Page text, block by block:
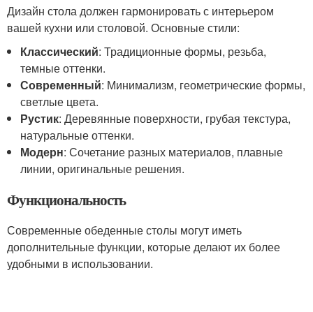
Дизайн стола должен гармонировать с интерьером
вашей кухни или столовой. Основные стили:
Классический: Традиционные формы, резьба,
темные оттенки.
Современный: Минимализм, геометрические формы,
светлые цвета.
Рустик: Деревянные поверхности, грубая текстура,
натуральные оттенки.
Модерн: Сочетание разных материалов, плавные
линии, оригинальные решения.
Функциональность
Современные обеденные столы могут иметь
дополнительные функции, которые делают их более
удобными в использовании.